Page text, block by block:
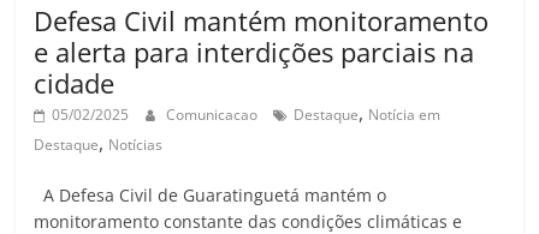
Defesa Civil mantém monitoramento
e alerta para interdições parciais na
cidade
05/02/2025 Comunicacao Destaque, Notícia em
Destaque, Notícias
A Defesa Civil de Guaratinguetá mantém o
monitoramento constante das condições climáticas e